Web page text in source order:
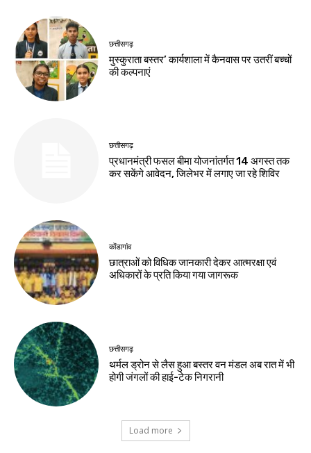
छत्तीसगढ़
मुस्कुराता बस्तर’ कार्यशाला में कैनवास पर उतरीं बच्चों
की कल्पनाएं
छत्तीसगढ़
प्रधानमंत्री फसल बीमा योजनांतर्गत 14 अगस्त तक
कर सकेंगे आवेदन, जिलेभर में लगाए जा रहे शिविर
कोंडागांव
छात्राओं को विधिक जानकारी देकर आत्मरक्षा एवं
अधिकारों के प्रति किया गया जागरूक
छत्तीसगढ़
थर्मल ड्रोन से लैस हुआ बस्तर वन मंडल अब रात में भी
होगी जंगलों की हाई-टेक निगरानी
Load more